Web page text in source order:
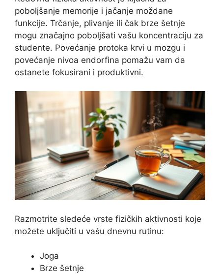
poboljšanje memorije i jačanje moždane
funkcije. Trčanje, plivanje ili čak brze šetnje
mogu značajno poboljšati vašu koncentraciju za
studente. Povećanje protoka krvi u mozgu i
povećanje nivoa endorfina pomažu vam da
ostanete fokusirani i produktivni.
Razmotrite sledeće vrste fizičkih aktivnosti koje
možete uključiti u vašu dnevnu rutinu:
Joga
Brze šetnje